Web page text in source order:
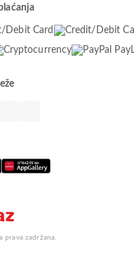
prava zadržana.